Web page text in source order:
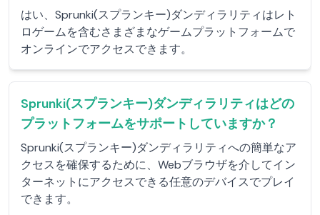
はい、Sprunki(スプランキー)ダンディラリティはレト
ロゲームを含むさまざまなゲームプラットフォームで
オンラインでアクセスできます。
Sprunki(スプランキー)ダンディラリティはどの
プラットフォームをサポートしていますか？
Sprunki(スプランキー)ダンディラリティへの簡単なア
クセスを確保するために、Webブラウザを介してイン
ターネットにアクセスできる任意のデバイスでプレイ
できます。